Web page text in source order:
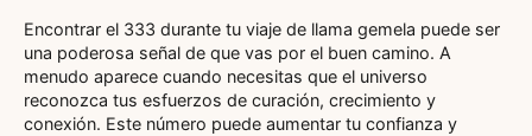
Encontrar el 333 durante tu viaje de llama gemela puede ser
una poderosa señal de que vas por el buen camino. A
menudo aparece cuando necesitas que el universo
reconozca tus esfuerzos de curación, crecimiento y
conexión. Este número puede aumentar tu confianza y